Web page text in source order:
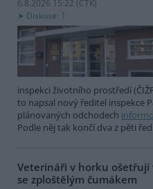
6.8.2026 15:22 (ČTK)
Diskuse: 1
inspekci životního prostředí
to napsal nový ředitel inspekce
plánovaných odchodech
Podle něj tak končí dva z pěti
Veterináři v horku ošetřují
se zploštělým čumákem